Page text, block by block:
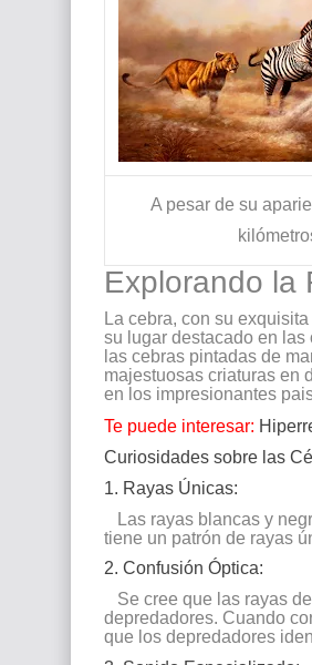
El mundo del arte
A pesar de su
Explorando la
La cebra, con su
su lugar destacado en las
las cebras pintadas de
majestuosas criaturas en
en los impresionantes
Te puede interesar:
Curiosidades sobre las
1. Rayas Únicas:
Las rayas blancas y
tiene un patrón de rayas
2. Confusión Óptica:
Se cree que las rayas
depredadores. Cuando
que los depredadores